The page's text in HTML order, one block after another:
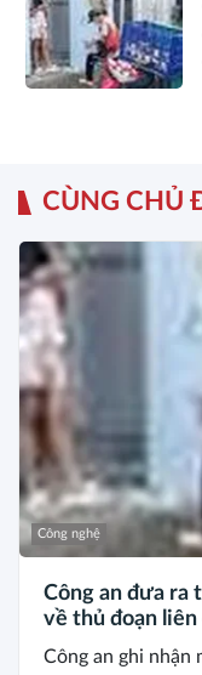
CÙNG CHỦ
Công nghệ
Công an đưa ra
về thủ đoạn liên
Công an ghi nhận